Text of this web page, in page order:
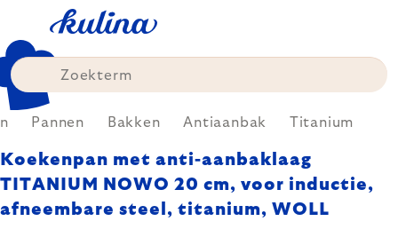
content
Pannen Bakken Antiaanbak Titanium
Koekenpan met anti-aanbaklaag
TITANIUM NOWO 20 cm, voor inductie,
afneembare steel, titanium, WOLL